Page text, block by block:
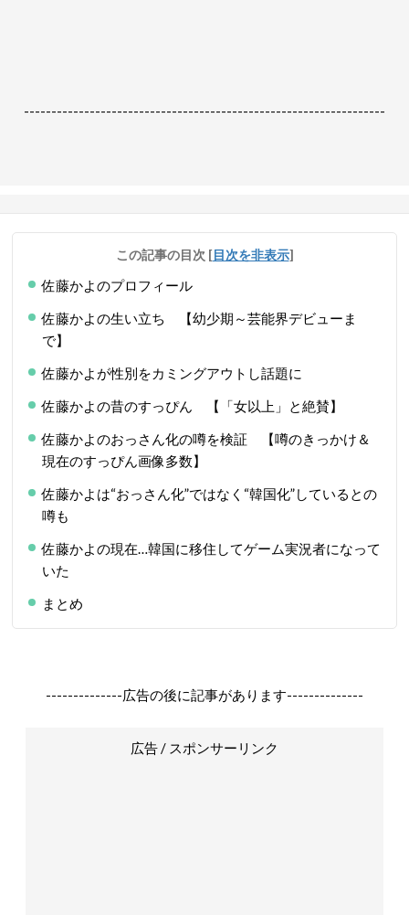
------------------------------------------------------------------
この記事の目次 [目次を非表示]
佐藤かよのプロフィール
佐藤かよの生い立ち 【幼少期～芸能界デビューま
で】
佐藤かよが性別をカミングアウトし話題に
佐藤かよの昔のすっぴん 【「女以上」と絶賛】
佐藤かよのおっさん化の噂を検証 【噂のきっかけ＆
現在のすっぴん画像多数】
佐藤かよは“おっさん化”ではなく“韓国化”しているとの
噂も
佐藤かよの現在…韓国に移住してゲーム実況者になって
いた
まとめ
--------------広告の後に記事があります--------------
広告 / スポンサーリンク